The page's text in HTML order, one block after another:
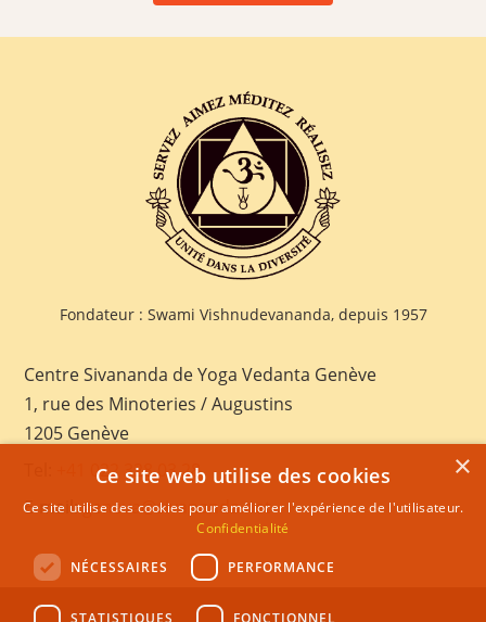
Fondateur : Swami Vishnudevananda, depuis 1957
Centre Sivananda de Yoga Vedanta Genève
1, rue des Minoteries / Augustins
1205 Genève
+41 022 328 03 28
E-mail:geneva@sivananda.net
×
Ce site web utilise des cookies
Ce site utilise des cookies pour améliorer l'expérience de l'utilisateur.
Confidentialité
NÉCESSAIRES PERFORMANCE
STATISTIQUES FONCTIONNEL